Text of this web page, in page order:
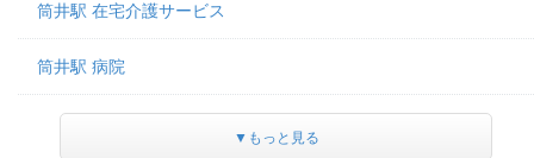
筒井駅 在宅介護サービス
筒井駅 病院
▼もっと見る